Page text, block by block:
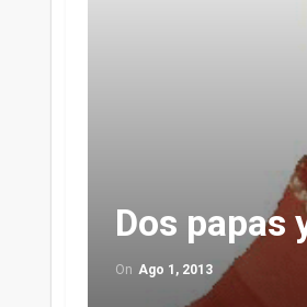
Dos papas
On Ago 1, 2013